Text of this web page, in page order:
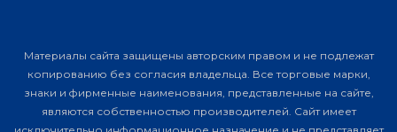
Материалы сайта защищены авторским правом и не подлежат
копированию без согласия владельца. Все торговые марки,
знаки и фирменные наименования, представленные на сайте,
являются собственностью производителей. Сайт имеет